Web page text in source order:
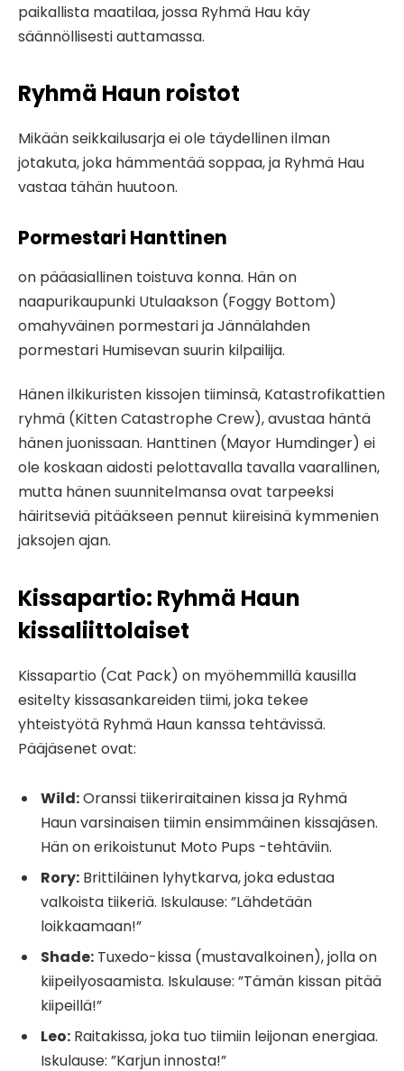
paikallista maatilaa, jossa Ryhmä Hau käy
säännöllisesti auttamassa.
Ryhmä Haun roistot
Mikään seikkailusarja ei ole täydellinen ilman
jotakuta, joka hämmentää soppaa, ja Ryhmä Hau
vastaa tähän huutoon.
Pormestari Hanttinen
on pääasiallinen toistuva konna. Hän on
naapurikaupunki Utulaakson (Foggy Bottom)
omahyväinen pormestari ja Jännälahden
pormestari Humisevan suurin kilpailija.
Hänen ilkikuristen kissojen tiiminsä, Katastrofikattien
ryhmä (Kitten Catastrophe Crew), avustaa häntä
hänen juonissaan. Hanttinen (Mayor Humdinger) ei
ole koskaan aidosti pelottavalla tavalla vaarallinen,
mutta hänen suunnitelmansa ovat tarpeeksi
häiritseviä pitääkseen pennut kiireisinä kymmenien
jaksojen ajan.
Kissapartio: Ryhmä Haun
kissaliittolaiset
Kissapartio (Cat Pack) on myöhemmillä kausilla
esitelty kissasankareiden tiimi, joka tekee
yhteistyötä Ryhmä Haun kanssa tehtävissä.
Pääjäsenet ovat:
Wild:Oranssi tiikeriraitainen kissa ja Ryhmä
Haun varsinaisen tiimin ensimmäinen kissajäsen.
Hän on erikoistunut Moto Pups -tehtäviin.
Rory: Brittiläinen lyhytkarva, joka edustaa
valkoista tiikeriä. Iskulause: ”Lähdetään
loikkaamaan!”
Shade: Tuxedo-kissa (mustavalkoinen), jolla on
kiipeilyosaamista. Iskulause: ”Tämän kissan pitää
kiipeillä!”
Leo: Raitakissa, joka tuo tiimiin leijonan energiaa.
Iskulause: ”Karjun innosta!”